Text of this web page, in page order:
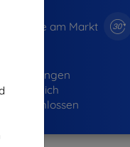
Jahre am Markt
Bestellungen
erfolgreich
abgeschlossen